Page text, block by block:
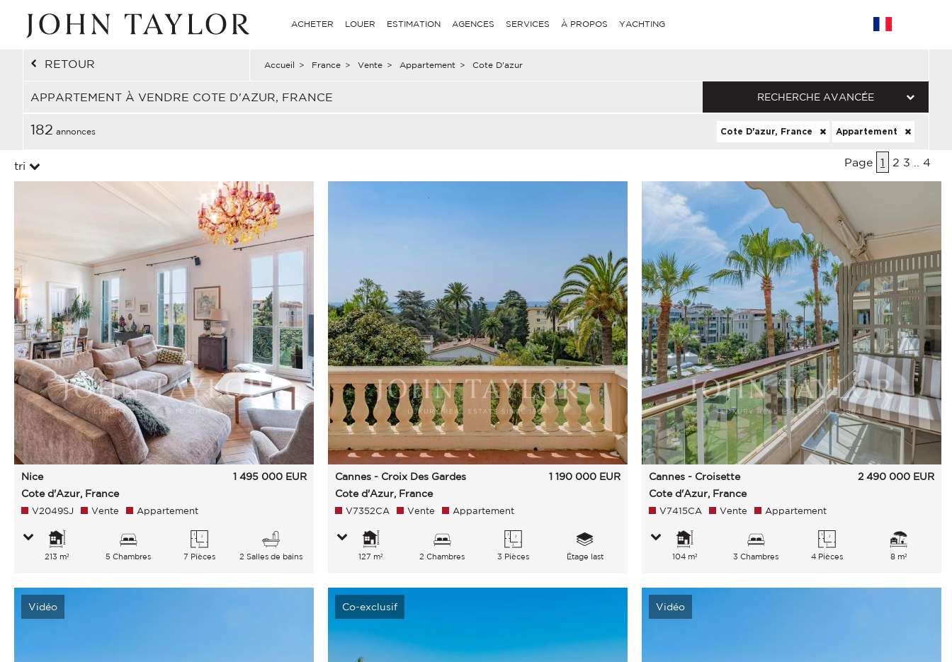
ACHETER LOUER ESTIMATION AGENCES SERVICES À PROPOS YACHTING
RETOUR Accueil > France > Vente > Appartement > Cote D'azur
APPARTEMENT À VENDRE COTE D'AZUR, FRANCE RECHERCHE AVANCÉE
182 annonces Cote D'azur, France Appartement
tri Page 1 2 3 4
Nice
Cote d'Azur, France
1 495 000 EUR
V2049SJ Vente Appartement
213 m² 5 Chambres 7 Pièces 2 Salles de bains
Cannes - Croix Des Gardes
Cote d'Azur, France
1 190 000 EUR
V7352CA Vente Appartement
127 m² 2 Chambres 3 Pièces Étage last
Cannes - Croisette
Cote d'Azur, France
2 490 000 EUR
V7415CA Vente Appartement
104 m² 3 Chambres 4 Pièces 8 m²
Vidéo Co-exclusif Vidéo